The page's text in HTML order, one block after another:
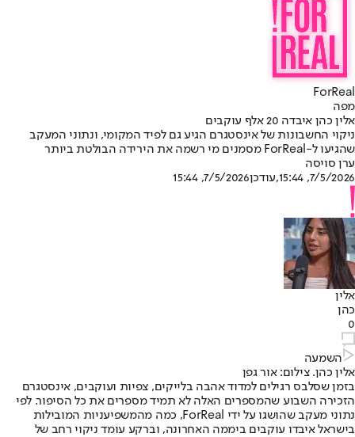
ForReal
מפה
אלין כהן איבדה 20 אלף עוקבים
ניקוי החשבונות של אינסטגרם הגיע גם לפיד המקומי, ונתוני המעקב
שהגיעו ל-ForReal מסמנים מי רשמה את הירידה הבולטת ביותר
ערן סויסה
7/5/2026, 15:44
,עודכן7/5/2026, 15:44
אלין
כהן
0
השמעה
אלין כהן. צילום: אור גפן
בזמן שסלבס רגילים למדוד אהבה בלייקים, צפיות ועוקבים, אינסטגרם
הזכירה השבוע שהמספרים האלה לא תמיד מספרים את כל הסיפור. לפי
נתוני מעקב שהושגו על ידי ForReal, כמה מהמשפיעניות המובילות
בישראל איבדו עוקבים ביממה האחרונה, וברקע עומד ניקוי רחב של